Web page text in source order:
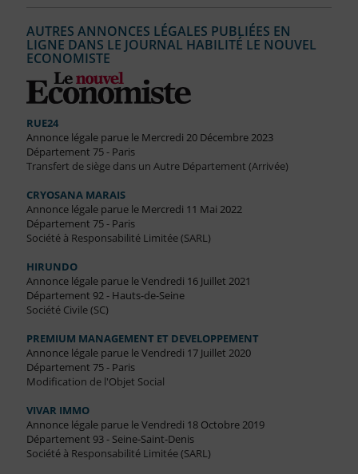
AUTRES ANNONCES LÉGALES PUBLIÉES EN
LIGNE DANS LE JOURNAL HABILITÉ LE NOUVEL
ECONOMISTE
RUE24
Annonce légale parue le Mercredi 20 Décembre 2023
Département 75 - Paris
Transfert de siège dans un Autre Département (Arrivée)
CRYOSANA MARAIS
Annonce légale parue le Mercredi 11 Mai 2022
Département 75 - Paris
Société à Responsabilité Limitée (SARL)
HIRUNDO
Annonce légale parue le Vendredi 16 Juillet 2021
Département 92 - Hauts-de-Seine
Société Civile (SC)
PREMIUM MANAGEMENT ET DEVELOPPEMENT
Annonce légale parue le Vendredi 17 Juillet 2020
Département 75 - Paris
Modification de l'Objet Social
VIVAR IMMO
Annonce légale parue le Vendredi 18 Octobre 2019
Département 93 - Seine-Saint-Denis
Société à Responsabilité Limitée (SARL)